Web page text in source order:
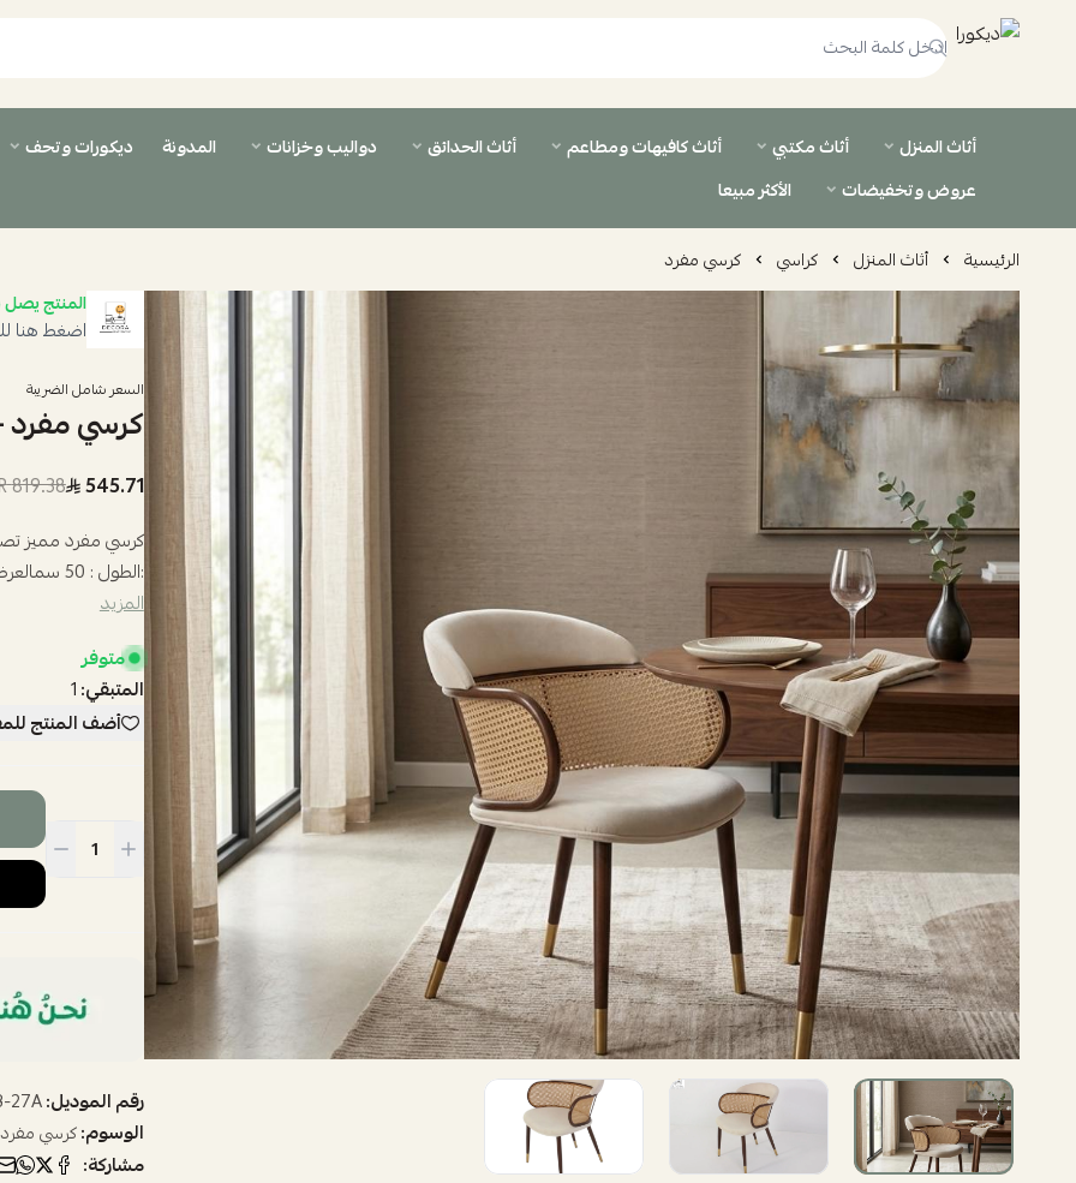
أثاث المنزل أثاث مكتبي أثاث كافيهات ومطاعم أثاث الحدائق دواليب وخزانات المدونة ديكورات وتحف
عروض وتخفيضات
الأكثر مبيعا
الرئيسية أثاث المنزل كراسي
كرسي مفرد
المنتج يصل
اضغط هنا
السعر شامل الضريبة
كرسي
545.71
819.38 SAR
كرسي مفرد مميز
:الطول : 50 سمالعرض : 45 سمارتفاع المقعد : 45 سمارتفاع الظهر بالكامل : 79 سمال...
المزيد
متوفر
المتبقي:1
أضف المنتج
رقم الموديل:27A
الوسوم:كرسي مفرد
مشاركة: